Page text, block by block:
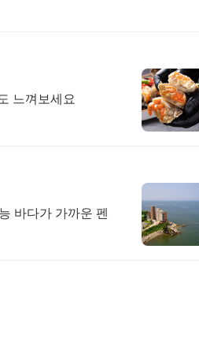
느껴보세요
바다가 가까운 펜